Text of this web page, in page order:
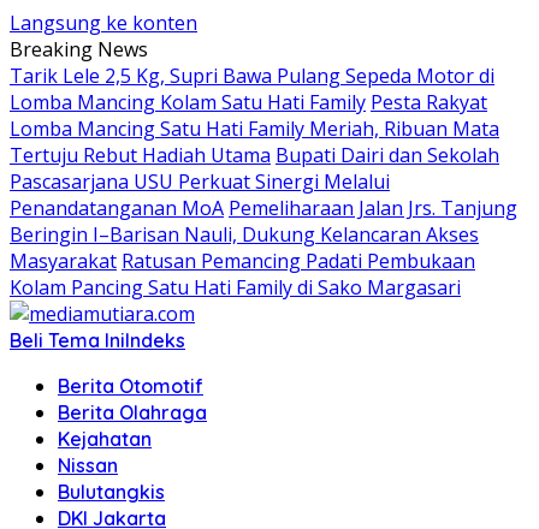
Langsung ke konten
Breaking News
Tarik Lele 2,5 Kg, Supri Bawa Pulang Sepeda Motor di
Lomba Mancing Kolam Satu Hati Family Pesta Rakyat
Lomba Mancing Satu Hati Family Meriah, Ribuan Mata
Tertuju Rebut Hadiah Utama Bupati Dairi dan Sekolah
Pascasarjana USU Perkuat Sinergi Melalui
Penandatanganan MoA Pemeliharaan Jalan Jrs. Tanjung
Beringin I–Barisan Nauli, Dukung Kelancaran Akses
Masyarakat Ratusan Pemancing Padati Pembukaan
Kolam Pancing Satu Hati Family di Sako Margasari
Beli Tema IniIndeks
Berita Otomotif
Berita Olahraga
Kejahatan
Nissan
Bulutangkis
DKI Jakarta